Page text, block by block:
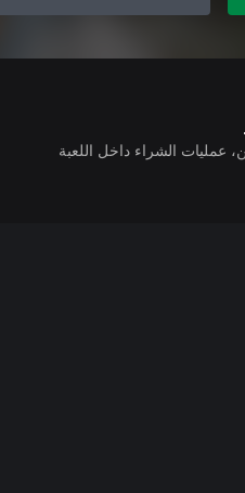
عمليات الشراء داخل اللعبة